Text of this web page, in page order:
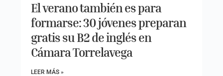
El verano también es para
formarse: 30 jóvenes preparan
gratis su B2 de inglés en
Cámara Torrelavega
LEER MÁS »